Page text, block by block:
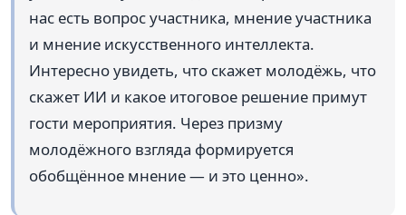
нас есть вопрос участника, мнение участника
и мнение искусственного интеллекта.
Интересно увидеть, что скажет молодёжь, что
скажет ИИ и какое итоговое решение примут
гости мероприятия. Через призму
молодёжного взгляда формируется
обобщённое мнение — и это ценно».